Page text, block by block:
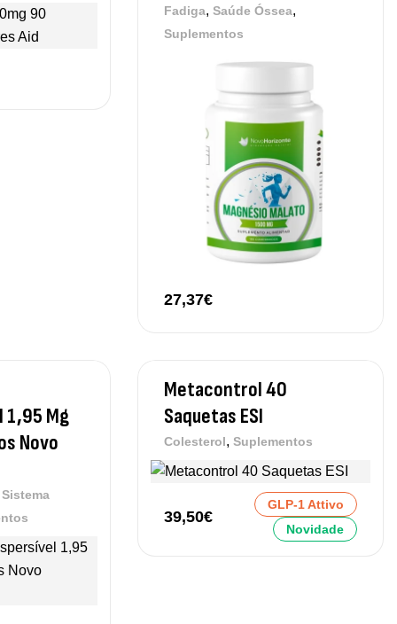
Fadiga, Saúde Óssea,
Suplementos
27,37€
1,95 Mg
Novo
Sistema
Metacontrol 40
Saquetas ESI
Colesterol, Suplementos
39,50€
GLP-1 Attivo
Novidade